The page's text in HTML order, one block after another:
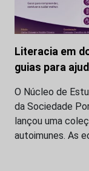
Literacia em
guias para
O Núcleo de
da Sociedade
lançou uma
autoimunes. As